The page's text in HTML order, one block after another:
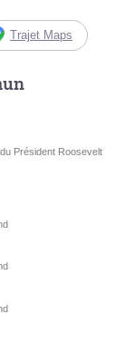
Trajet Maps
Président Roosevelt